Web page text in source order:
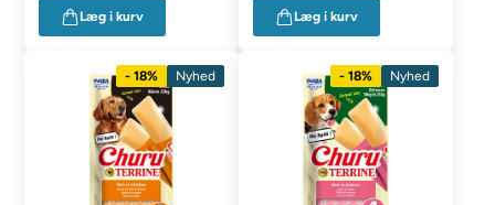
Læg i kurv Læg i kurv
- 18% Nyhed - 18% Nyhed